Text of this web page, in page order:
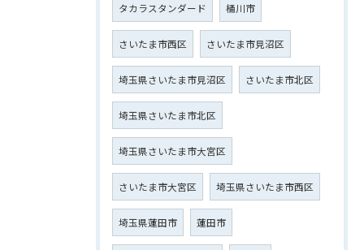
タカラスタンダード 桶川市
さいたま市西区 さいたま市見沼区
埼玉県さいたま市見沼区 さいたま市北区
埼玉県さいたま市北区
埼玉県さいたま市大宮区
さいたま市大宮区 埼玉県さいたま市西区
埼玉県蓮田市 蓮田市